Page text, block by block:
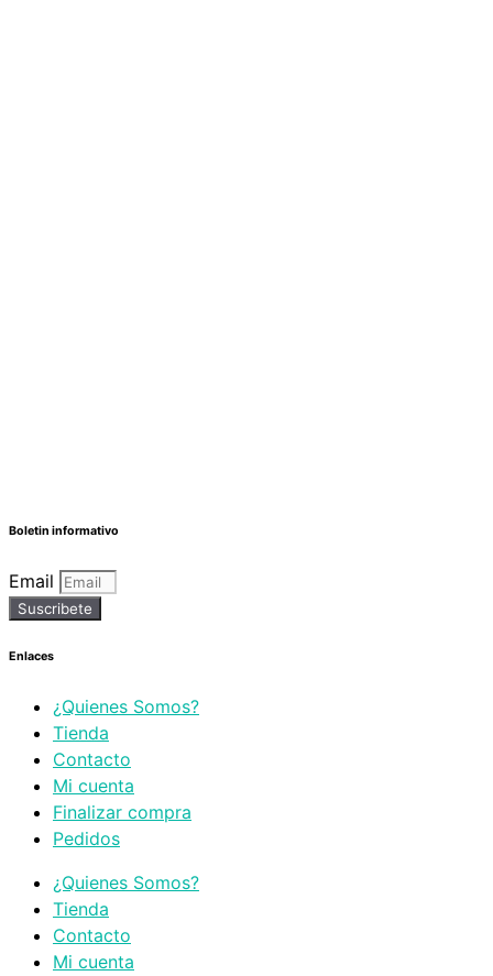
Boletin informativo
Email
Suscribete
Enlaces
¿Quienes Somos?
Tienda
Contacto
Mi cuenta
Finalizar compra
Pedidos
¿Quienes Somos?
Tienda
Contacto
Mi cuenta